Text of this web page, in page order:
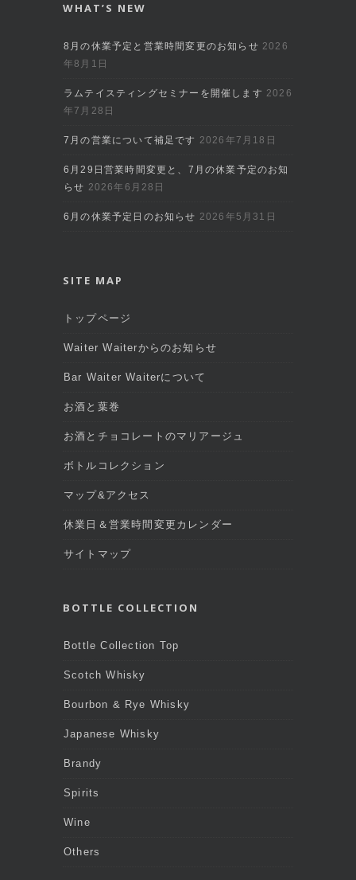
WHAT’S NEW
8月の休業予定と営業時間変更のお知らせ 2026
年8月1日
ラムテイスティングセミナーを開催します 2026
年7月28日
7月の営業について補足です 2026年7月18日
6月29日営業時間変更と、7月の休業予定のお知
らせ 2026年6月28日
6月の休業予定日のお知らせ 2026年5月31日
SITE MAP
トップページ
Waiter Waiterからのお知らせ
Bar Waiter Waiterについて
お酒と葉巻
お酒とチョコレートのマリアージュ
ボトルコレクション
マップ&アクセス
休業日＆営業時間変更カレンダー
サイトマップ
BOTTLE COLLECTION
Bottle Collection Top
Scotch Whisky
Bourbon & Rye Whisky
Japanese Whisky
Brandy
Spirits
Wine
Others